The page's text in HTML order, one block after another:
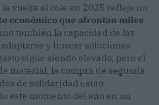
vuelta al cole en 2025 refleja no
económico que afrontan miles
también la capacidad de las
y buscar soluciones
sigue siendo elevado, pero el
material, la compra de segunda
de solidaridad están
este momento del año en un